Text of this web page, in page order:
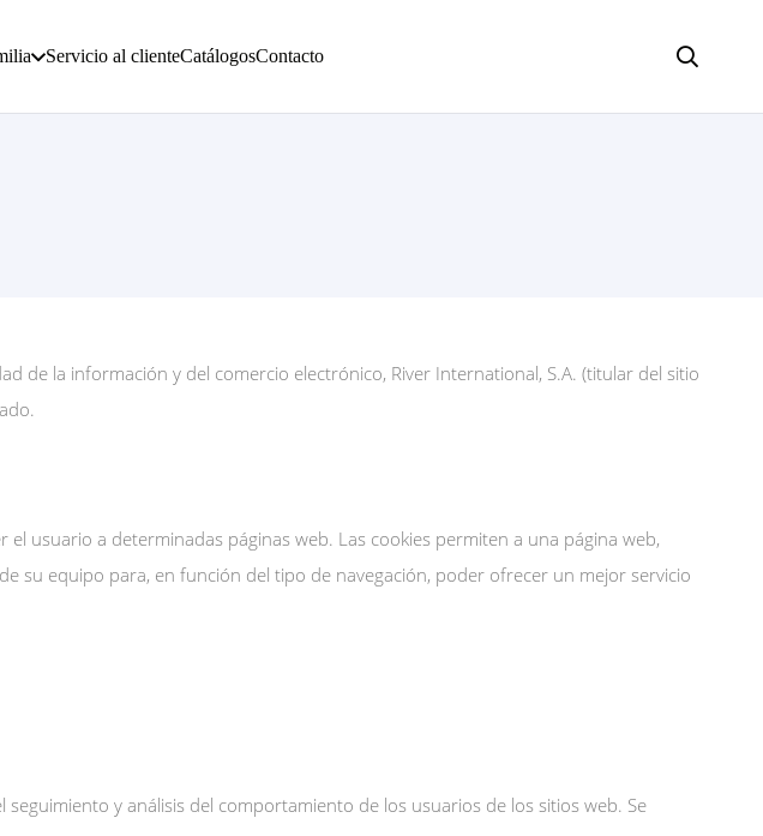
Servicio al clienteCatálogosContacto
de la información y del comercio electrónico, River International, S.A. (titular del sitio
usuario a determinadas páginas web. Las cookies permiten a una página web,
su equipo para, en función del tipo de navegación, poder ofrecer un mejor servicio
y análisis del comportamiento de los usuarios de los sitios web. Se